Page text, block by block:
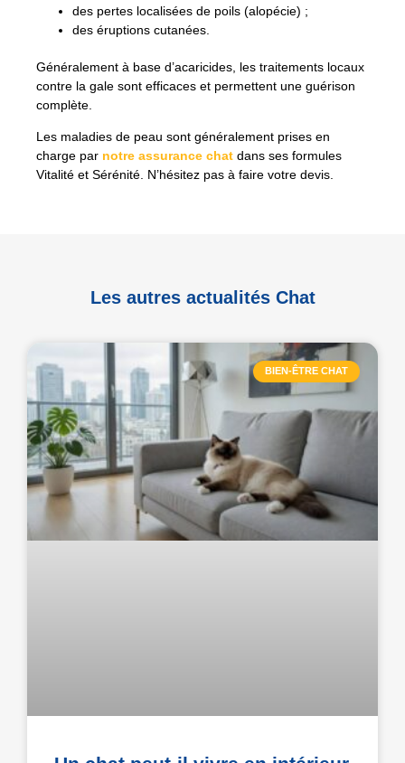
des pertes localisées de poils (alopécie) ;
des éruptions cutanées.
Généralement à base d’acaricides, les traitements locaux
contre la gale sont efficaces et permettent une guérison
complète.
Les maladies de peau sont généralement prises en
charge par notre assurance chat dans ses formules
Vitalité et Sérénité. N’hésitez pas à faire votre devis.
Les autres actualités Chat
BIEN-ÊTRE CHAT